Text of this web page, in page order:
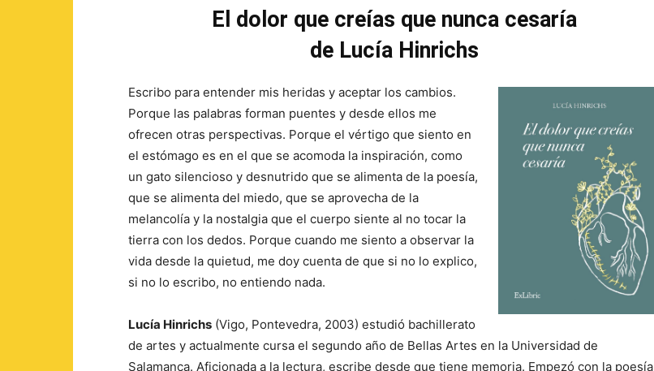
El dolor que creías que nunca cesaría
de Lucía Hinrichs
Escribo para entender mis heridas y aceptar los cambios.
Porque las palabras forman puentes y desde ellos me
ofrecen otras perspectivas. Porque el vértigo que siento en
el estómago es en el que se acomoda la inspiración, como
un gato silencioso y desnutrido que se alimenta de la poesía,
que se alimenta del miedo, que se aprovecha de la
melancolía y la nostalgia que el cuerpo siente al no tocar la
tierra con los dedos. Porque cuando me siento a observar la
vida desde la quietud, me doy cuenta de que si no lo explico,
si no lo escribo, no entiendo nada.
Lucía Hinrichs (Vigo, Pontevedra, 2003) estudió bachillerato
de artes y actualmente cursa el segundo año de Bellas Artes en la Universidad de
Salamanca. Aficionada a la lectura, escribe desde que tiene memoria. Empezó con la poesía